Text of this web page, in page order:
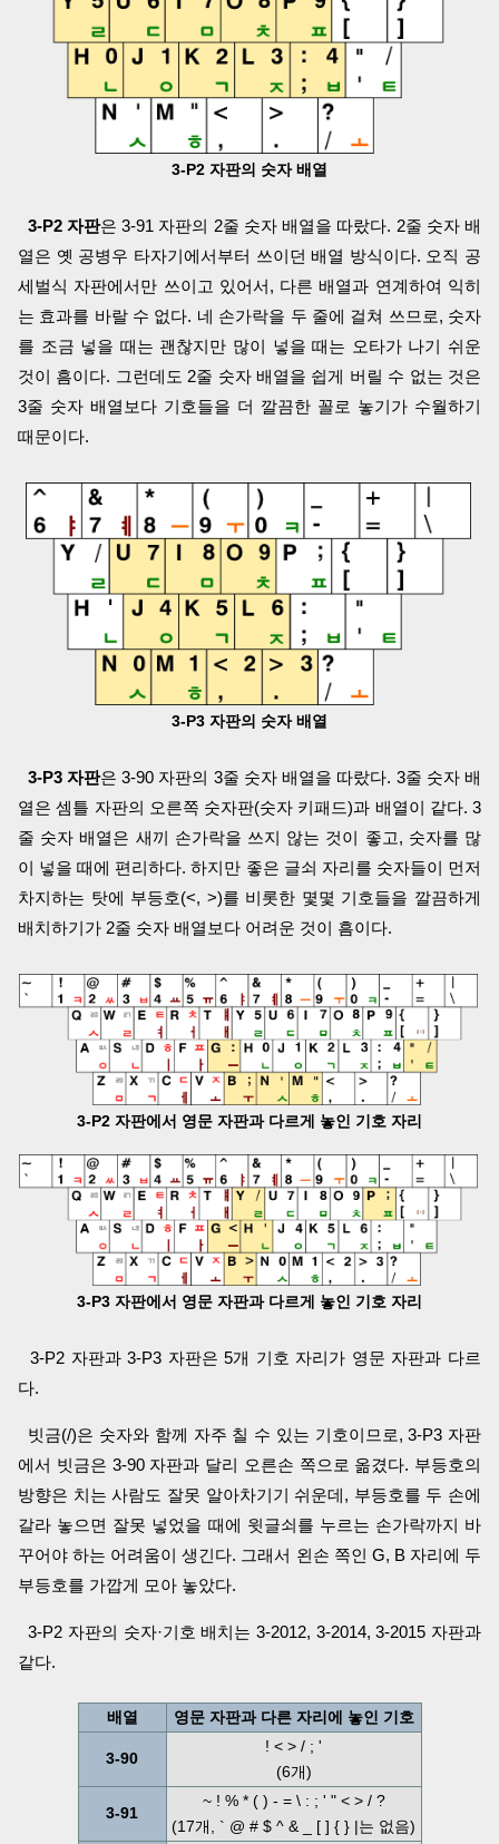
3-P2 자판의 숫자 배열
3-P2 자판은 3-91 자판의 2줄 숫자 배열을 따랐다. 2줄 숫자 배
열은 옛 공병우 타자기에서부터 쓰이던 배열 방식이다. 오직 공
세벌식 자판에서만 쓰이고 있어서, 다른 배열과 연계하여 익히
는 효과를 바랄 수 없다. 네 손가락을 두 줄에 걸쳐 쓰므로, 숫자
를 조금 넣을 때는 괜찮지만 많이 넣을 때는 오타가 나기 쉬운
것이 흠이다. 그런데도 2줄 숫자 배열을 쉽게 버릴 수 없는 것은
3줄 숫자 배열보다 기호들을 더 깔끔한 꼴로 놓기가 수월하기
때문이다.
3-P3 자판의 숫자 배열
3-P3 자판은 3-90 자판의 3줄 숫자 배열을 따랐다. 3줄 숫자 배
열은 셈틀 자판의 오른쪽 숫자판(숫자 키패드)과 배열이 같다. 3
줄 숫자 배열은 새끼 손가락을 쓰지 않는 것이 좋고, 숫자를 많
이 넣을 때에 편리하다. 하지만 좋은 글쇠 자리를 숫자들이 먼저
차지하는 탓에 부등호(<, >)를 비롯한 몇몇 기호들을 깔끔하게
배치하기가 2줄 숫자 배열보다 어려운 것이 흠이다.
3-P2 자판에서 영문 자판과 다르게 놓인 기호 자리
3-P3 자판에서 영문 자판과 다르게 놓인 기호 자리
3-P2 자판과 3-P3 자판은 5개 기호 자리가 영문 자판과 다르
다.
빗금(/)은 숫자와 함께 자주 칠 수 있는 기호이므로, 3-P3 자판
에서 빗금은 3-90 자판과 달리 오른손 쪽으로 옮겼다. 부등호의
방향은 치는 사람도 잘못 알아차기기 쉬운데, 부등호를 두 손에
갈라 놓으면 잘못 넣었을 때에 윗글쇠를 누르는 손가락까지 바
꾸어야 하는 어려움이 생긴다. 그래서 왼손 쪽인 G, B 자리에 두
부등호를 가깝게 모아 놓았다.
3-P2 자판의 숫자·기호 배치는 3-2012, 3-2014, 3-2015 자판과
같다.
배열 영문 자판과 다른 자리에 놓인 기호
3-90
! < > / ; '
(6개)
3-91
~ ! % * ( ) - = \ : ; ' " < > / ?
(17개, ` @ # $ ^ & _ [ ] { } |는 없음)